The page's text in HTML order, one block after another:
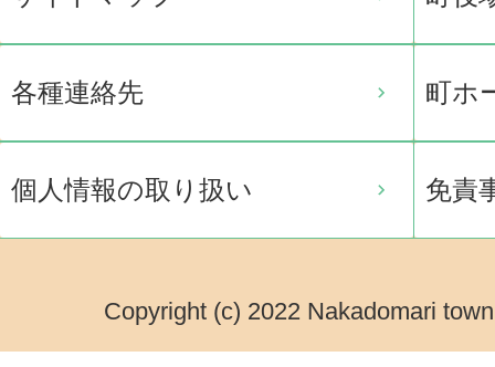
各種連絡先 町ホ
個人情報の取り扱い 免責
Copyright (c) 2022 Nakadomari